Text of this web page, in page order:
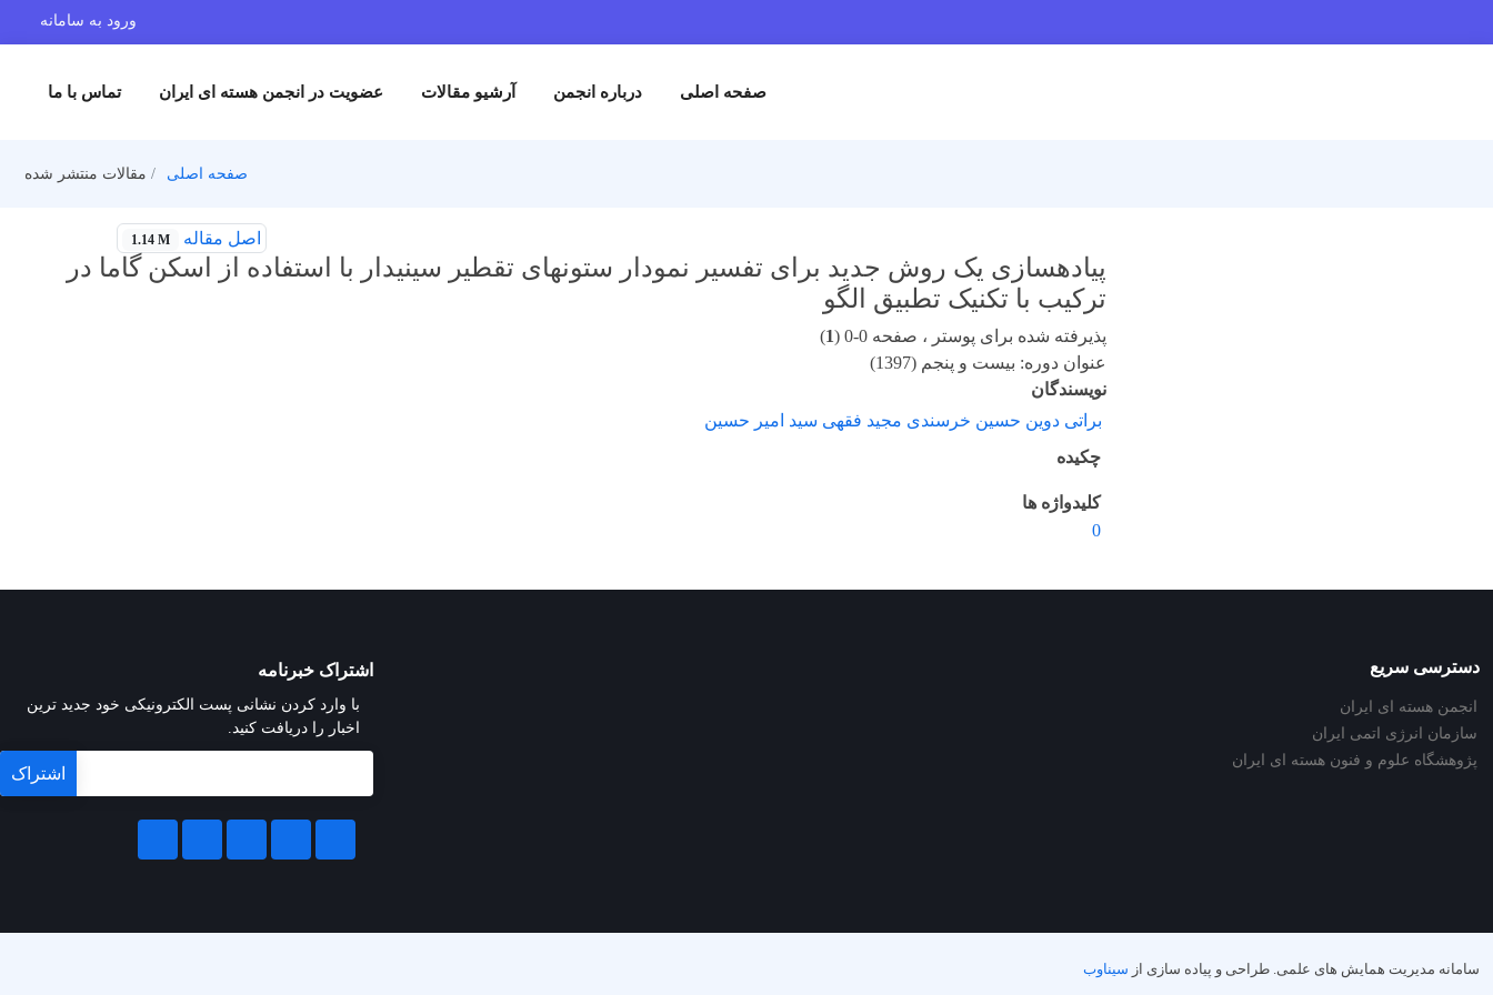
ورود به سامانه
صفحه اصلی درباره انجمن آرشیو مقالات عضویت در انجمن هسته ای ایران تماس با ما
صفحه اصلی مقالات منتشر شده
اصل مقاله 1.14 M
پیادهسازی یک روش جدید برای تفسیر نمودار ستونهای تقطیر سینیدار با استفاده از اسکن گاما در
ترکیب با تکنیک تطبیق الگو
پذیرفته شده برای پوستر ، صفحه 0-0 ( 1
)
عنوان دوره: بیست و پنجم (1397)
نویسندگان
براتی دوین حسین خرسندی مجید فقهی سید امیر حسین
چکیده
کلیدواژه ها
0
دسترسی سریع
انجمن هسته ای ایران
سازمان انرژی اتمی ایران
پژوهشگاه علوم و فنون هسته ای ایران
اشتراک خبرنامه
با وارد کردن نشانی پست الکترونیکی خود جدید ترین
اخبار را دریافت کنید.
سامانه مدیریت همایش های علمی. طراحی و پیاده سازی از سیناوب